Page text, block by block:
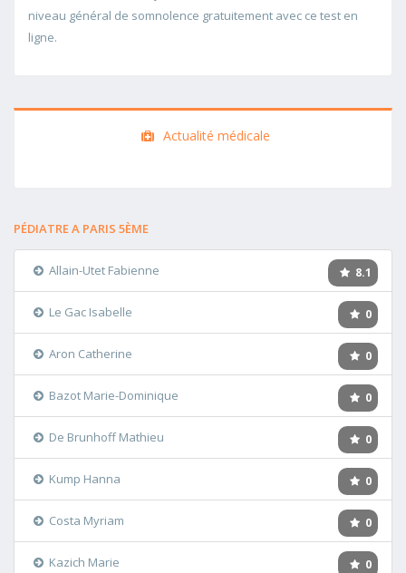
niveau général de somnolence gratuitement avec ce test en
ligne.
Actualité médicale
PÉDIATRE A PARIS 5ÈME
8.1
Allain-Utet Fabienne
0
Le Gac Isabelle
0
Aron Catherine
0
Bazot Marie-Dominique
0
De Brunhoff Mathieu
0
Kump Hanna
0
Costa Myriam
0
Kazich Marie